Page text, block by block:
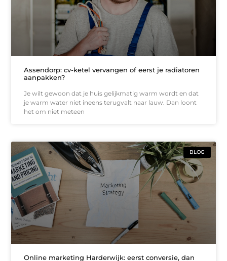
Assendorp: cv-ketel vervangen of eerst je radiatoren
aanpakken?
Je wilt gewoon dat je huis gelijkmatig warm wordt en dat
je warm water niet ineens terugvalt naar lauw. Dan loont
het om niet meteen
BLOG
Online marketing Harderwijk: eerst conversie, dan